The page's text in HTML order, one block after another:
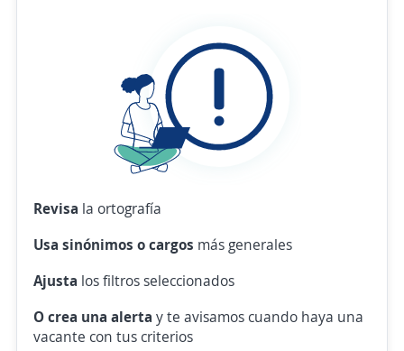
Revisa la ortografía
Usa sinónimos o cargos más generales
Ajusta los filtros seleccionados
O crea una alerta y te avisamos cuando haya una
vacante con tus criterios